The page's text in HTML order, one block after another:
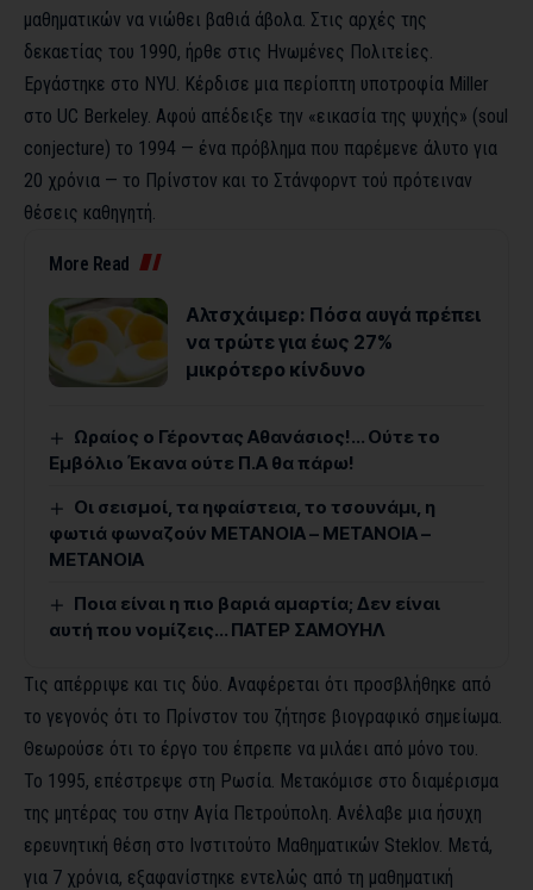
μαθηματικών να νιώθει βαθιά άβολα. Στις αρχές της
δεκαετίας του 1990, ήρθε στις Ηνωμένες Πολιτείες.
Εργάστηκε στο NYU. Κέρδισε μια περίοπτη υποτροφία Miller
στο UC Berkeley. Αφού απέδειξε την «εικασία της ψυχής» (soul
conjecture) το 1994 — ένα πρόβλημα που παρέμενε άλυτο για
20 χρόνια — το Πρίνστον και το Στάνφορντ τού πρότειναν
θέσεις καθηγητή.
More Read
Αλτσχάιμερ: Πόσα αυγά πρέπει
να τρώτε για έως 27%
μικρότερο κίνδυνο
Ωραίος ο Γέροντας Αθανάσιος!… Ούτε το
Εμβόλιο Έκανα ούτε Π.Α θα πάρω!
Οι σεισμοί, τα ηφαίστεια, το τσουνάμι, η
φωτιά φωναζούν ΜΕΤΑΝΟΙΑ – ΜΕΤΑΝΟΙΑ –
ΜΕΤΑΝΟΙΑ
Ποια είναι η πιο βαριά αμαρτία; Δεν είναι
αυτή που νομίζεις… ΠΑΤΕΡ ΣΑΜΟΥΗΛ
Τις απέρριψε και τις δύο. Αναφέρεται ότι προσβλήθηκε από
το γεγονός ότι το Πρίνστον του ζήτησε βιογραφικό σημείωμα.
Θεωρούσε ότι το έργο του έπρεπε να μιλάει από μόνο του.
Το 1995, επέστρεψε στη Ρωσία. Μετακόμισε στο διαμέρισμα
της μητέρας του στην Αγία Πετρούπολη. Ανέλαβε μια ήσυχη
ερευνητική θέση στο Ινστιτούτο Μαθηματικών Steklov. Μετά,
για 7 χρόνια, εξαφανίστηκε εντελώς από τη μαθηματική